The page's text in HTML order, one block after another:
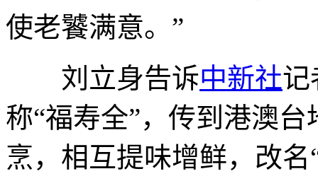
使老饕满意。”
刘立身告诉中新社记
称“福寿全”，传到港澳
烹，相互提味增鲜，改